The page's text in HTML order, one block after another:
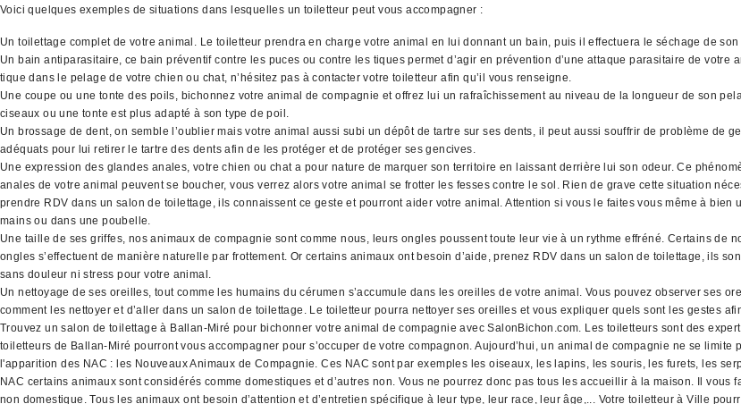
Voici quelques exemples de situations dans lesquelles un toiletteur peut vous accompagner :
Un toilettage complet de votre animal. Le toiletteur prendra en charge votre animal en lui donnant un bain, puis il effectuera le séchage de
Un bain antiparasitaire, ce bain préventif contre les puces ou contre les tiques permet d’agir en prévention d’une attaque parasitaire de
tique dans le pelage de votre chien ou chat, n’hésitez pas à contacter votre toiletteur afin qu’il vous renseigne.
Une coupe ou une tonte des poils, bichonnez votre animal de compagnie et offrez lui un rafraîchissement au niveau de la longueur de son
ciseaux ou une tonte est plus adapté à son type de poil.
Un brossage de dent, on semble l’oublier mais votre animal aussi subi un dépôt de tartre sur ses dents, il peut aussi souffrir de problème de
adéquats pour lui retirer le tartre des dents afin de les protéger et de protéger ses gencives.
Une expression des glandes anales, votre chien ou chat a pour nature de marquer son territoire en laissant derrière lui son odeur. Ce
anales de votre animal peuvent se boucher, vous verrez alors votre animal se frotter les fesses contre le sol. Rien de grave cette situation
prendre RDV dans un salon de toilettage, ils connaissent ce geste et pourront aider votre animal. Attention si vous le faites vous même à
mains ou dans une poubelle.
Une taille de ses griffes, nos animaux de compagnie sont comme nous, leurs ongles poussent toute leur vie à un rythme effréné. Certains de
ongles s’effectuent de manière naturelle par frottement. Or certains animaux ont besoin d’aide, prenez RDV dans un salon de toilettage, ils
sans douleur ni stress pour votre animal.
Un nettoyage de ses oreilles, tout comme les humains du cérumen s’accumule dans les oreilles de votre animal. Vous pouvez observer ses
comment les nettoyer et d’aller dans un salon de toilettage. Le toiletteur pourra nettoyer ses oreilles et vous expliquer quels sont les gestes
Trouvez un salon de toilettage à Ballan-Miré pour bichonner votre animal de compagnie avec SalonBichon.com. Les toiletteurs sont des
toiletteurs de Ballan-Miré pourront vous accompagner pour s’occuper de votre compagnon. Aujourd’hui, un animal de compagnie ne se
l'apparition des NAC : les Nouveaux Animaux de Compagnie. Ces NAC sont par exemples les oiseaux, les lapins, les souris, les furets, les
NAC certains animaux sont considérés comme domestiques et d’autres non. Vous ne pourrez donc pas tous les accueillir à la maison. Il
non domestique. Tous les animaux ont besoin d’attention et d’entretien spécifique à leur type, leur race, leur âge,... Votre toiletteur à Ville